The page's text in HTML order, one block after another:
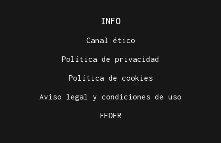
INFO
Canal ético
Política de privacidad
Política de cookies
Aviso legal y condiciones de uso
FEDER